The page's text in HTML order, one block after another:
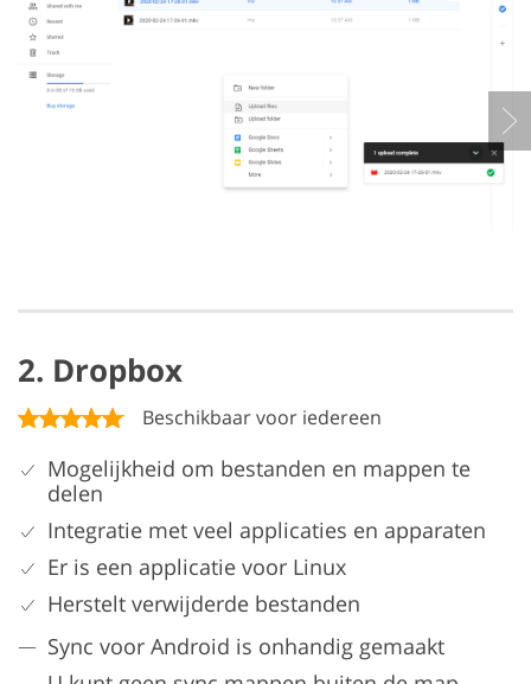
2. Dropbox
Beschikbaar voor iedereen
Mogelijkheid om bestanden en mappen te
delen
Integratie met veel applicaties en apparaten
Er is een applicatie voor Linux
Herstelt verwijderde bestanden
Sync voor Android is onhandig gemaakt